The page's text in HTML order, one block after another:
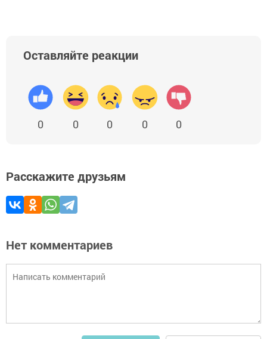
Оставляйте реакции
0 0 0 0 0
Расскажите друзьям
Нет комментариев